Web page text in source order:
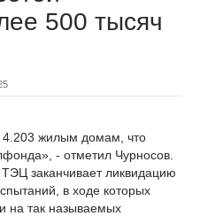
500 тысяч
4.203 жилым домам, что
- отметил Чурносов.
заканчивает ликвидацию
в ходе которых
на так называемых